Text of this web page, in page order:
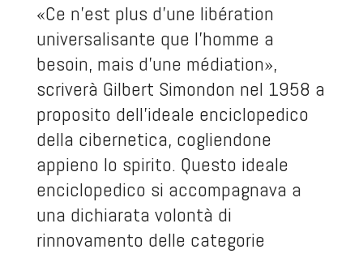
«Ce n’est plus d’une libération
universalisante que l’homme a
besoin, mais d’une médiation»,
scriverà Gilbert Simondon nel 1958 a
proposito dell’ideale enciclopedico
della cibernetica, cogliendone
appieno lo spirito. Questo ideale
enciclopedico si accompagnava a
una dichiarata volontà di
rinnovamento delle categorie